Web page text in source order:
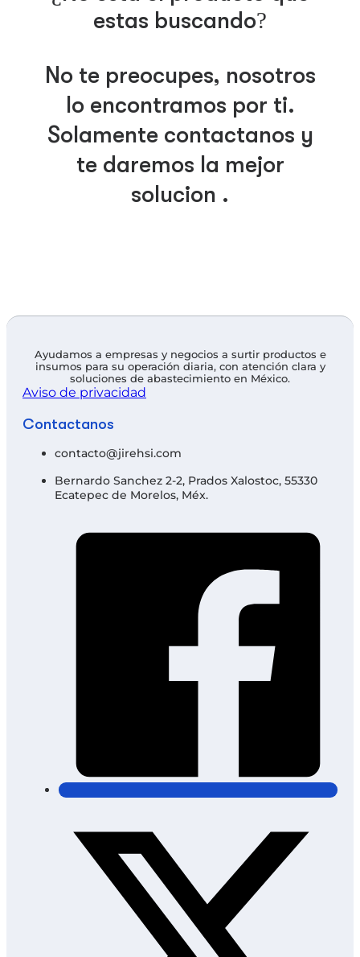
estas buscando?
No te preocupes, nosotros
lo encontramos por ti.
Solamente contáctanos y
te daremos la mejor
solución .
Ayudamos a empresas y negocios a surtir productos e
insumos para su operación diaria, con atención clara y
soluciones de abastecimiento en México.
Aviso de privacidad
Contáctanos
contacto@jirehsi.com
Bernardo Sanchez 2-2, Prados Xalostoc, 55330
Ecatepec de Morelos, Méx.